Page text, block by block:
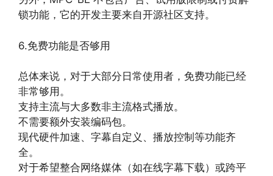
锁功能，它的开发主要来自开源社区支持。
6.免费功能是否够用
总体来说，对于大部分日常使用者，免费功能已经
非常够用。
支持主流与大多数非主流格式播放。
不需要额外安装编码包。
现代硬件加速、字幕自定义、播放控制等功能齐
全。
对于希望整合网络媒体（如在线字幕下载）或跨平